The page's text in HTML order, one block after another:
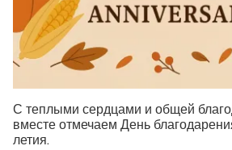
С теплыми сердцами и общей
вместе отмечаем День
летия.